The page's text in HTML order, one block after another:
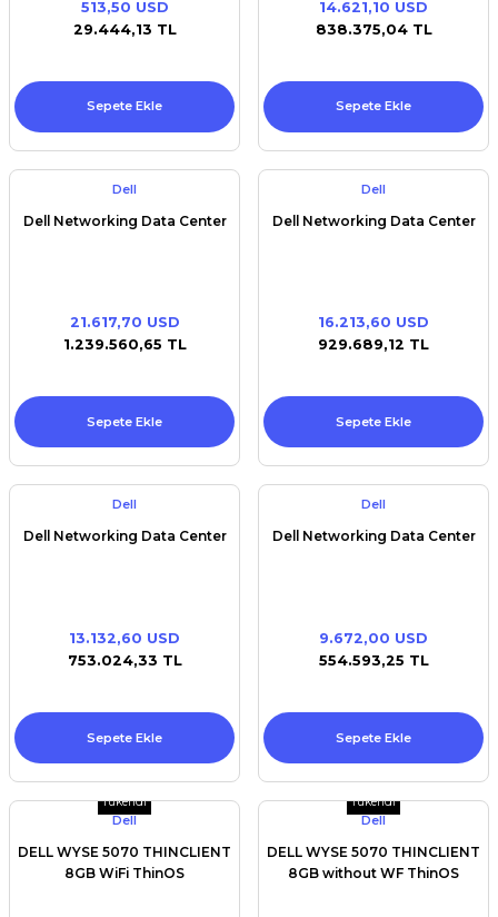
/ XPS+GPU
513,50 USD
29.444,13 TL
Sepete Ekle
14.621,10 USD
838.375,04 TL
Sepete Ekle
Dell
Dell Networking Data Center
21.617,70 USD
1.239.560,65 TL
Sepete Ekle
Dell
Dell Networking Data Center
16.213,60 USD
929.689,12 TL
Sepete Ekle
Dell
Dell Networking Data Center
13.132,60 USD
753.024,33 TL
Sepete Ekle
Dell
Dell Networking Data Center
9.672,00 USD
554.593,25 TL
Sepete Ekle
Tükendi
Dell
DELL WYSE 5070 THINCLIENT
8GB WiFi ThinOS
Tükendi
Dell
DELL WYSE 5070 THINCLIENT
8GB without WF ThinOS